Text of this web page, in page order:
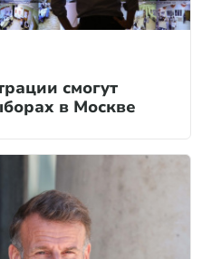
смогут
в Москве